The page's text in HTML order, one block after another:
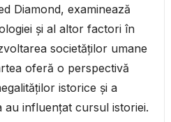
Diamond, examinează
și al altor factori în
societăților umane
oferă o perspectivă
istorice și a
au influențat cursul istoriei.